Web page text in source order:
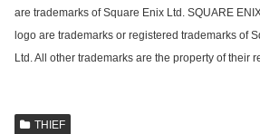
are trademarks of Square Enix Ltd. SQUARE
logo are trademarks or registered trademarks of
Ltd. All other trademarks are the property of their
THIEF